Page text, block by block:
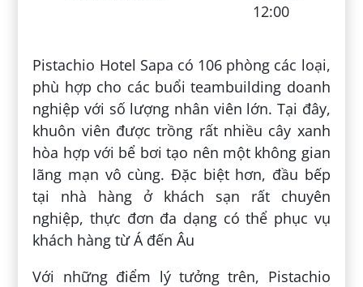
12:00
Pistachio Hotel Sapa có 106 phòng các loại,
phù hợp cho các buổi teambuilding doanh
nghiệp với số lượng nhân viên lớn. Tại đây,
khuôn viên được trồng rất nhiều cây xanh
hòa hợp với bể bơi tạo nên một không gian
lãng mạn vô cùng. Đặc biệt hơn, đầu bếp
tại nhà hàng ở khách sạn rất chuyên
nghiệp, thực đơn đa dạng có thể phục vụ
khách hàng từ Á đến Âu
Với những điểm lý tưởng trên, Pistachio